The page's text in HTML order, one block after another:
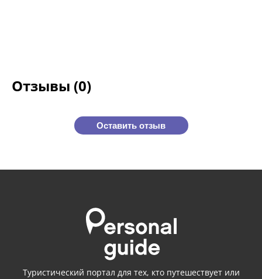
Отзывы (0)
Оставить отзыв
Туристический портал для тех, кто путешествует или